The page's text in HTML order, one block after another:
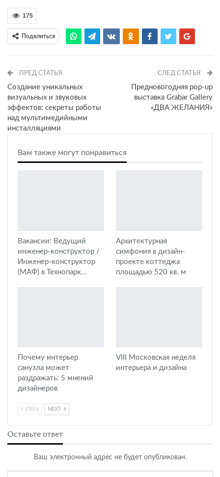
175
Поделиться
ПРЕД СТАТЬЯ
Создание уникальных
визуальных и звуковых
эффектов: секреты работы
над мультимедийными
инсталляциями
СЛЕД СТАТЬЯ
Предновогодняя pop-up
выставка Grabar Gallery
«ДВА ЖЕЛАНИЯ»
Вам также могут понравиться
Вакансии: Ведущий
инженер-конструктор /
Инженер-конструктор
(МАФ) в Технопарк…
Архитектурная
симфония в дизайн-
проекте коттеджа
площадью 520 кв. м
Почему интерьер
санузла может
раздражать: 5 мнений
дизайнеров
VIII Московская неделя
интерьера и дизайна
PREV NEXT
Оставьте ответ
Ваш электронный адрес не будет опубликован.